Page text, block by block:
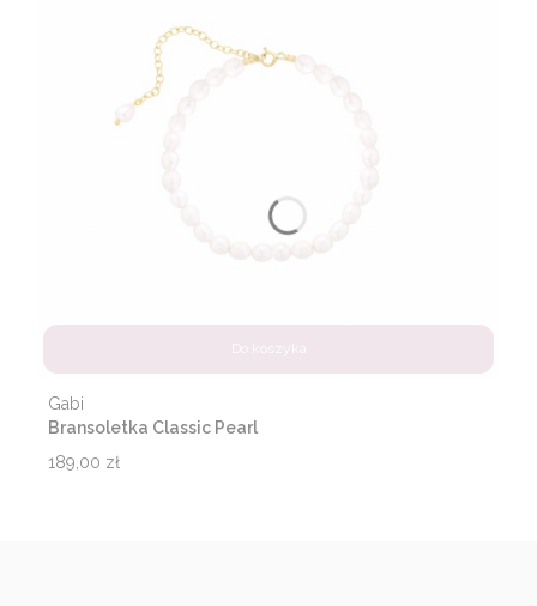
Do koszyka
Bransoletka Classic Pearl
Producent
Gabi
Cena
189,00 zł